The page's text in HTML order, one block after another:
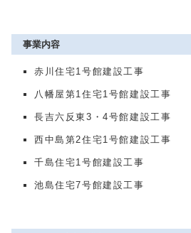
事業内容
赤川住宅1号館建設工事
八幡屋第1住宅1号館建設工事
長吉六反東3・4号館建設工事
西中島第2住宅1号館建設工事
千島住宅1号館建設工事
池島住宅7号館建設工事